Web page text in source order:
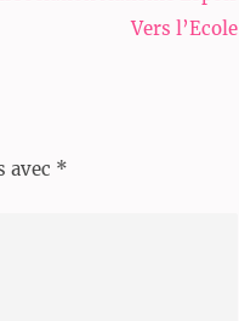
Vers l’Ecole
avec *